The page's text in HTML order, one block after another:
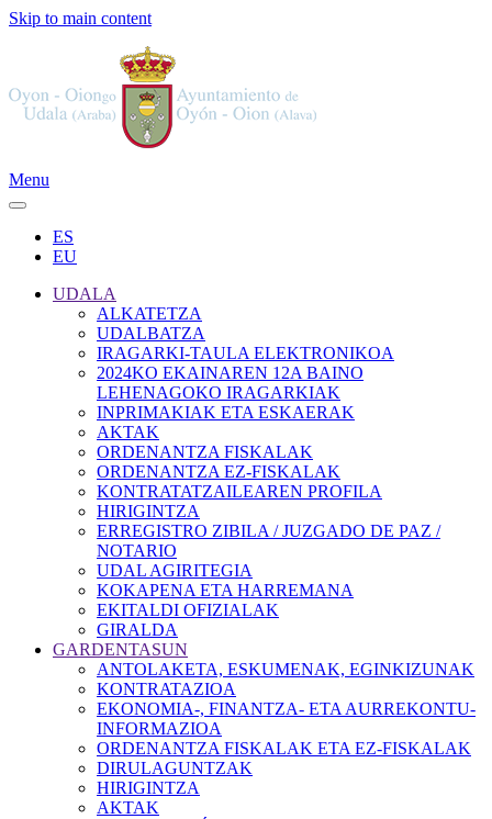
Skip to main content
Menu
ES
EU
UDALA
ALKATETZA
UDALBATZA
IRAGARKI-TAULA ELEKTRONIKOA
2024KO EKAINAREN 12A BAINO
LEHENAGOKO IRAGARKIAK
INPRIMAKIAK ETA ESKAERAK
AKTAK
ORDENANTZA FISKALAK
ORDENANTZA EZ-FISKALAK
KONTRATATZAILEAREN PROFILA
HIRIGINTZA
ERREGISTRO ZIBILA / JUZGADO DE PAZ /
NOTARIO
UDAL AGIRITEGIA
KOKAPENA ETA HARREMANA
EKITALDI OFIZIALAK
GIRALDA
GARDENTASUN
ANTOLAKETA, ESKUMENAK, EGINKIZUNAK
KONTRATAZIOA
EKONOMIA-, FINANTZA- ETA AURREKONTU-
INFORMAZIOA
ORDENANTZA FISKALAK ETA EZ-FISKALAK
DIRULAGUNTZAK
HIRIGINTZA
AKTAK